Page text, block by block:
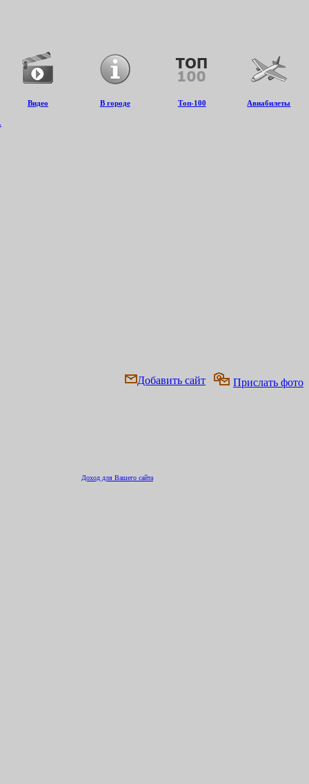
Видео В городе Топ-100 Авиабилеты
Прислать фото
Добавить сайт
Доход для Вашего сайта